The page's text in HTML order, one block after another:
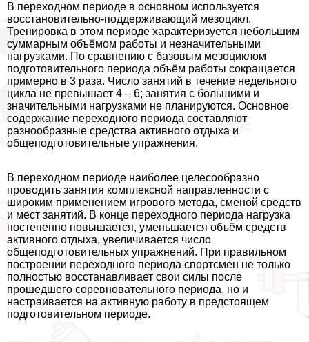
В переходном периоде в основном используется
восстановительно-поддерживающий мезоцикл.
Тренировка в этом периоде хаpaктеризуется небольшим
суммарным объёмом работы и незначительными
нагрузками. По сравнению с базовым мезоциклом
подготовительного периода объём работы сокращается
примерно в 3 раза. Число занятий в течение недельного
цикла не превышает 4 – 6; занятия с большими и
значительными нагрузками не планируются. Основное
содержание переходного периода составляют
разнообразные средства активного отдыха и
общеподготовительные упражнения.
В переходном периоде наиболее целесообразно
проводить занятия комплексной направленности с
широким применением игрового метода, сменой средств
и мест занятий. В конце переходного периода нагрузка
постепенно повышается, уменьшается объём средств
активного отдыха, увеличивается число
общеподготовительных упражнений. При правильном
построении переходного периода спортсмен не только
полностью восстанавливает свои силы после
прошедшего соревновательного периода, но и
настраивается на активную работу в предстоящем
подготовительном периоде.